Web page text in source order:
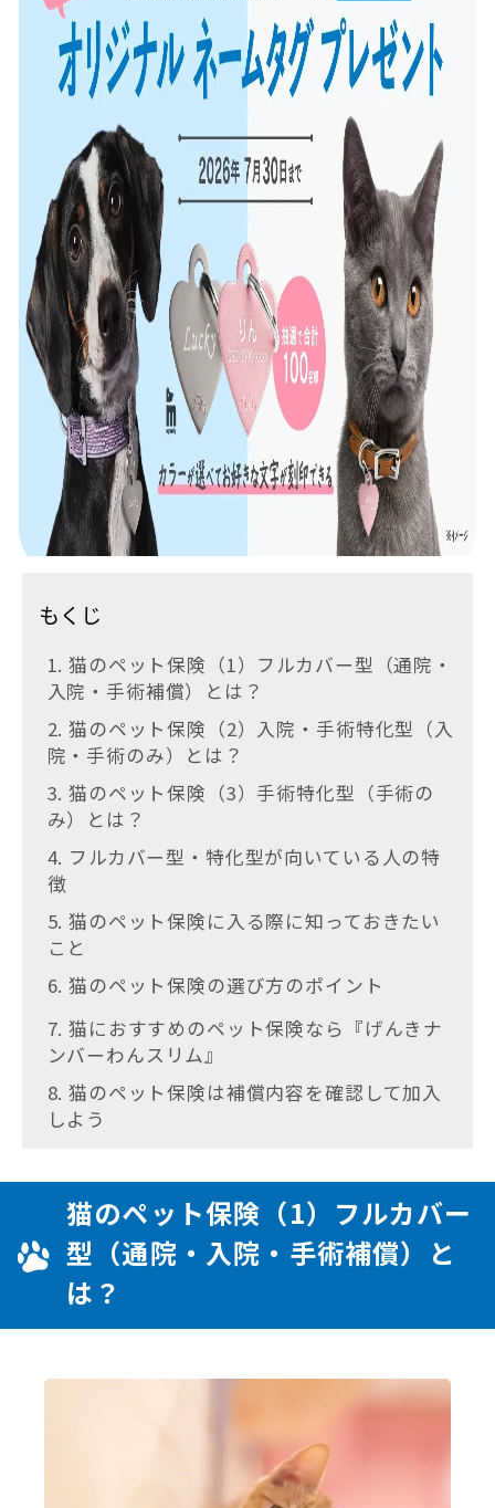
もくじ
1. 猫のペット保険（1）フルカバー型（通院・
入院・手術補償）とは？
2. 猫のペット保険（2）入院・手術特化型（入
院・手術のみ）とは？
3. 猫のペット保険（3）手術特化型（手術の
み）とは？
4. フルカバー型・特化型が向いている人の特
徴
5. 猫のペット保険に入る際に知っておきたい
こと
6. 猫のペット保険の選び方のポイント
7. 猫におすすめのペット保険なら『げんきナ
ンバーわんスリム』
8. 猫のペット保険は補償内容を確認して加入
しよう
猫のペット保険（1）フルカバー
型（通院・入院・手術補償）と
は？